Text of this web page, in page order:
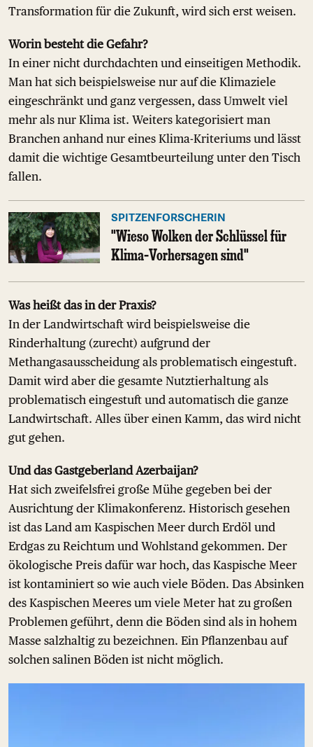
Transformation für die Zukunft, wird sich erst weisen.
Worin besteht die Gefahr?
In einer nicht durchdachten und einseitigen Methodik.
Man hat sich beispielsweise nur auf die Klimaziele
eingeschränkt und ganz vergessen, dass Umwelt viel
mehr als nur Klima ist. Weiters kategorisiert man
Branchen anhand nur eines Klima-Kriteriums und lässt
damit die wichtige Gesamtbeurteilung unter den Tisch
fallen.
SPITZENFORSCHERIN
"Wieso Wolken der Schlüssel für
Klima-Vorhersagen sind"
Was heißt das in der Praxis?
In der Landwirtschaft wird beispielsweise die
Rinderhaltung (zurecht) aufgrund der
Methangasausscheidung als problematisch eingestuft.
Damit wird aber die gesamte Nutztierhaltung als
problematisch eingestuft und automatisch die ganze
Landwirtschaft. Alles über einen Kamm, das wird nicht
gut gehen.
Und das Gastgeberland Azerbaijan?
Hat sich zweifelsfrei große Mühe gegeben bei der
Ausrichtung der Klimakonferenz. Historisch gesehen
ist das Land am Kaspischen Meer durch Erdöl und
Erdgas zu Reichtum und Wohlstand gekommen. Der
ökologische Preis dafür war hoch, das Kaspische Meer
ist kontaminiert so wie auch viele Böden. Das Absinken
des Kaspischen Meeres um viele Meter hat zu großen
Problemen geführt, denn die Böden sind als in hohem
Masse salzhaltig zu bezeichnen. Ein Pflanzenbau auf
solchen salinen Böden ist nicht möglich.